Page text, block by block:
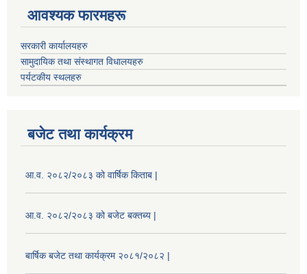
आवश्यक फारमहरू
सरकारी कार्यालयहरु
सामुदायिक तथा संस्थागत विधालयहरु
पर्यटकीय स्थलहरु
बजेट तथा कार्यक्रम
आ.व. २०८२/२०८३ को वार्षिक किताब |
आ.व. २०८२/२०८३ को बजेट बक्तब्य |
बार्षिक बजेट तथा कार्यक्रम २०८१/२०८२ |